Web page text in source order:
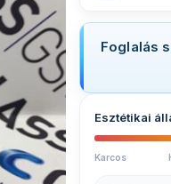
Foglalás
Esztétikai
Karcos